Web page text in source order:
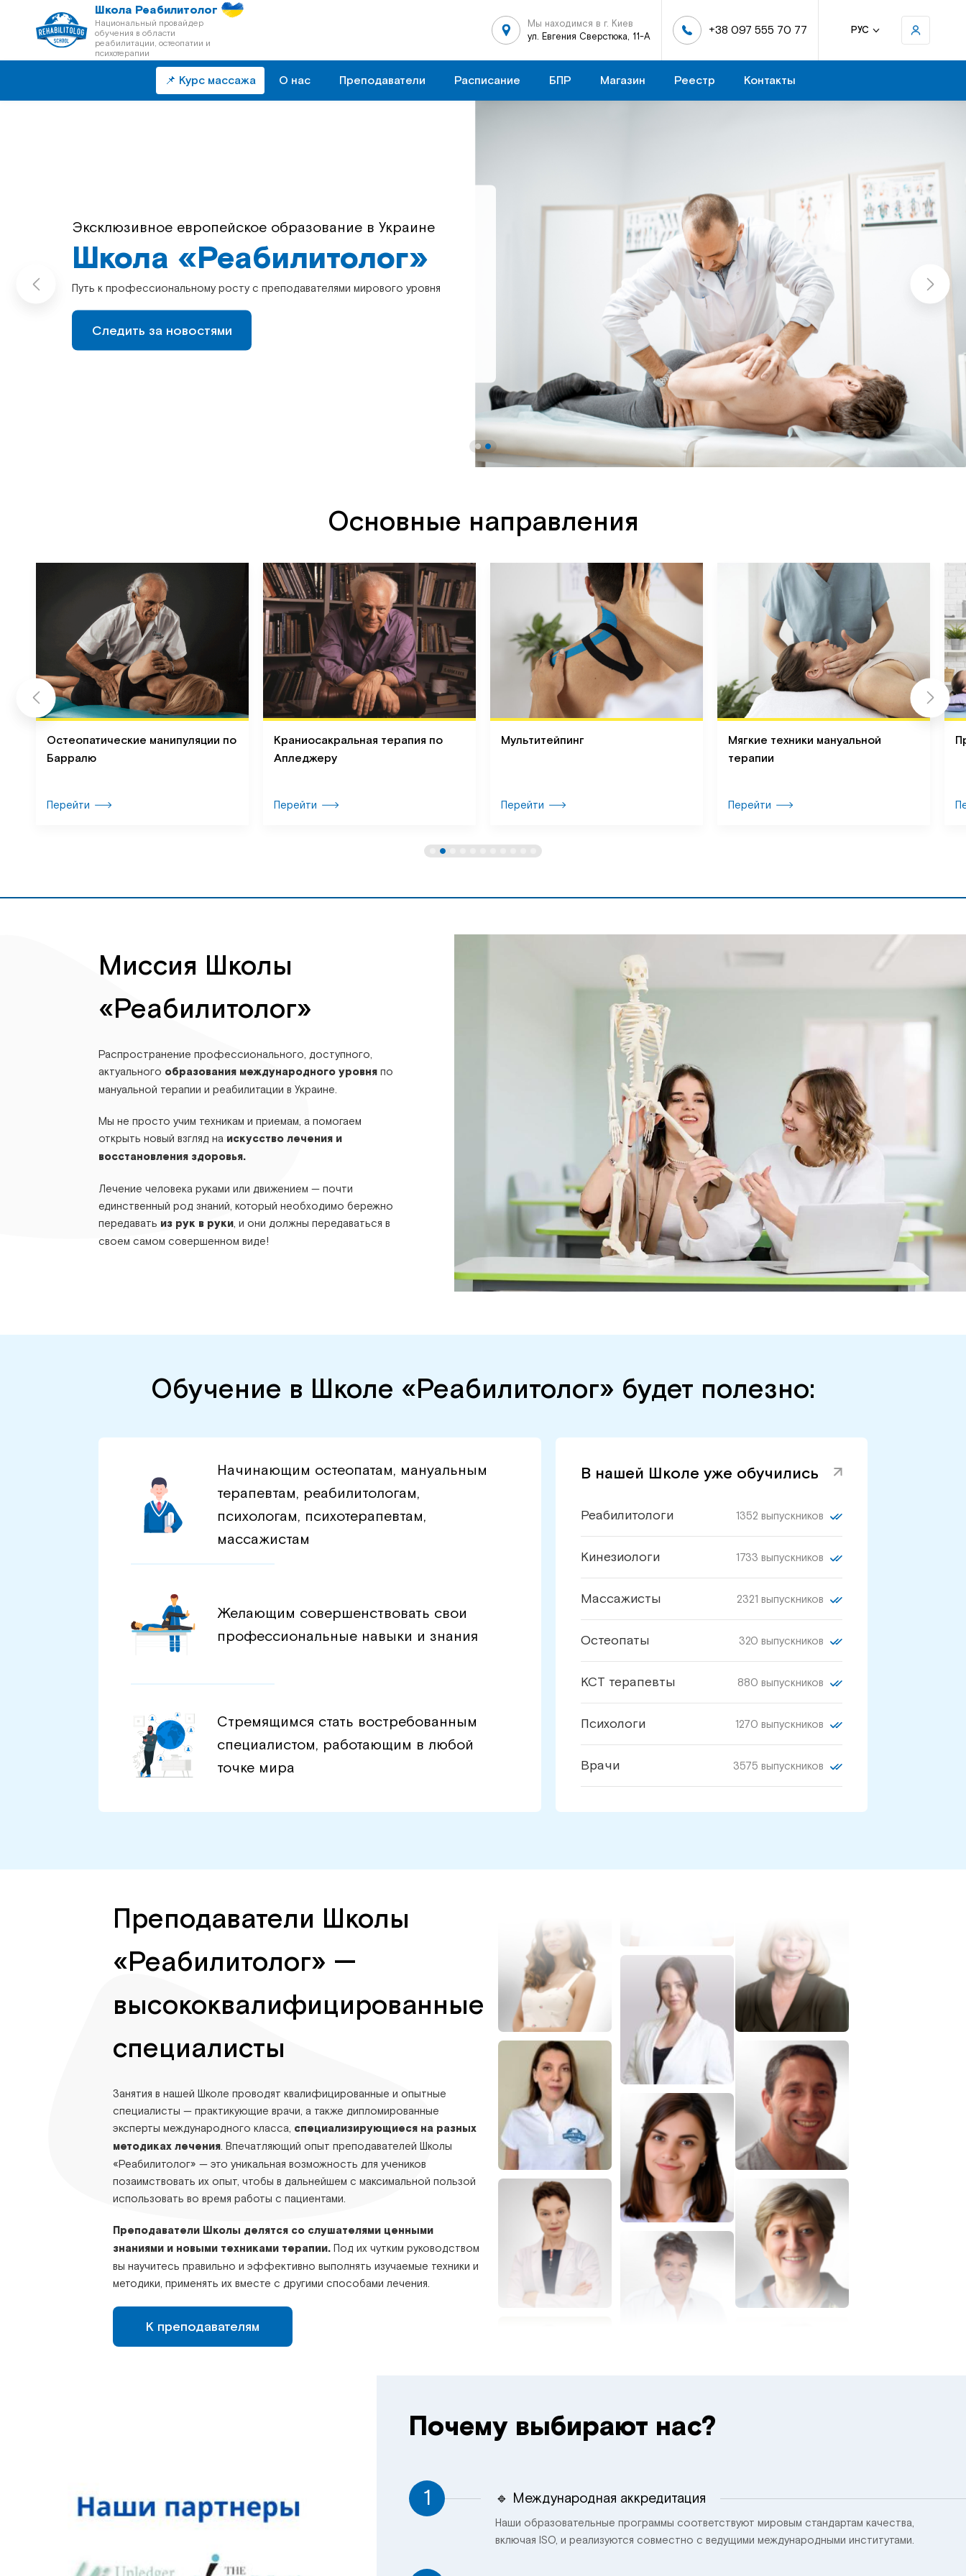
Школа Реабилитолог
Национальный провайдер
обучения в области
реабилитации, остеопатии и
психотерапии
Мы находимся в г. Киев
ул. Евгения Сверстюка, 11-А
+38 097 555 70 77 РУС
📌 Курс массажа О нас Преподаватели Расписание БПР Магазин Реестр Контакты
Непрерывное последипломное образование в Украине
Школа «Реабилитолог»
Путь к профессиональному росту с преподавателями мирового уровня
Следить за новостями
Эксклюзивное европейское образование в Украине
Школа «Реабилитолог»
Путь к профессиональному росту с преподавателями мирового уровня
Следить за новостями
Основные направления
Остеопатические манипуляции по
Барралю
Перейти
Краниосакральная терапия по
Апледжеру
Перейти
Мультитейпинг
Перейти
Мягкие техники мануальной
терапии
Перейти
Миссия Школы
«Реабилитолог»
Распространение профессионального, доступного,
актуального образования международного уровня по
мануальной терапии и реабилитации в Украине.
Мы не просто учим техникам и приемам, а помогаем
открыть новый взгляд на искусство лечения и
восстановления здоровья.
Лечение человека руками или движением — почти
единственный род знаний, который необходимо бережно
передавать из рук в руки, и они должны передаваться в
своем самом совершенном виде!
Обучение в Школе «Реабилитолог» будет полезно:
Начинающим остеопатам, мануальным
терапевтам, реабилитологам,
психологам, психотерапевтам,
массажистам
Желающим совершенствовать свои
профессиональные навыки и знания
Стремящимся стать востребованным
специалистом, работающим в любой
точке мира
В нашей Школе уже обучились
Реабилитологи 1352 выпускников
Кинезиологи 1733 выпускников
Массажисты 2321 выпускников
Остеопаты 320 выпускников
КСТ терапевты 880 выпускников
Психологи 1270 выпускников
Врачи 3575 выпускников
Преподаватели Школы
«Реабилитолог» —
высококвалифицированные
специалисты
Занятия в нашей Школе проводят квалифицированные и опытные
специалисты — практикующие врачи, а также дипломированные
эксперты международного класса, специализирующиеся на разных
методиках лечения. Впечатляющий опыт преподавателей Школы
«Реабилитолог» — это уникальная возможность для учеников
позаимствовать их опыт, чтобы в дальнейшем с максимальной пользой
использовать во время работы с пациентами.
Преподаватели Школы делятся со слушателями ценными
знаниями и новыми техниками терапии. Под их чутким руководством
вы научитесь правильно и эффективно выполнять изучаемые техники и
методики, применять их вместе с другими способами лечения.
К преподавателям
Почему выбирают нас?
1 🔹 Международная аккредитация
Наши образовательные программы соответствуют мировым стандартам качества,
включая ISO, и реализуются совместно с ведущими международными институтами.